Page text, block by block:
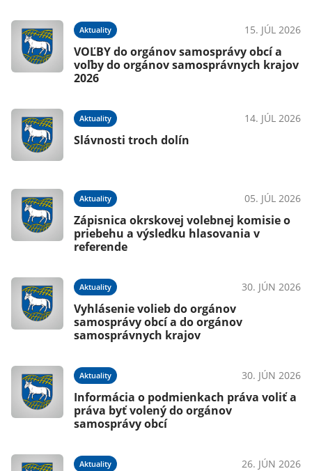
Aktuality 15. JÚL 2026
VOĽBY do orgánov samosprávy obcí a
voľby do orgánov samosprávnych krajov
2026
Aktuality 14. JÚL 2026
Slávnosti troch dolín
Aktuality 05. JÚL 2026
Zápisnica okrskovej volebnej komisie o
priebehu a výsledku hlasovania v
referende
Aktuality 30. JÚN 2026
Vyhlásenie volieb do orgánov
samosprávy obcí a do orgánov
samosprávnych krajov
Aktuality 30. JÚN 2026
Informácia o podmienkach práva voliť a
práva byť volený do orgánov
samosprávy obcí
Aktuality 26. JÚN 2026